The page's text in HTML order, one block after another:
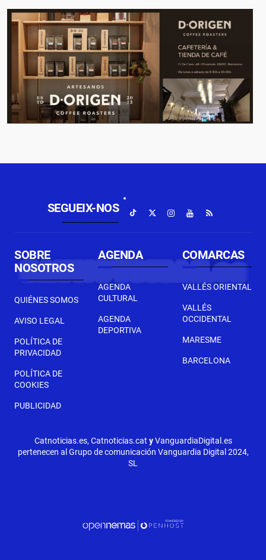
SEGUEIX-NOS
SOBRE
NOSOTROS
QUIÉNES SOMOS
AVISO LEGAL
POLÍTICA DE
PRIVACIDAD
POLÍTICA DE
COOKIES
PUBLICIDAD
AGENDA
AGENDA
CULTURAL
AGENDA
DEPORTIVA
COMARCAS
VALLÉS ORIENTAL
VALLÉS
OCCIDENTAL
MARESME
BARCELONA
Catnoticias.es, Catnoticias.cat yVanguardiaDigital.es
pertenecen al Grupo de comunicación Vanguardia Digital 2024,
SL